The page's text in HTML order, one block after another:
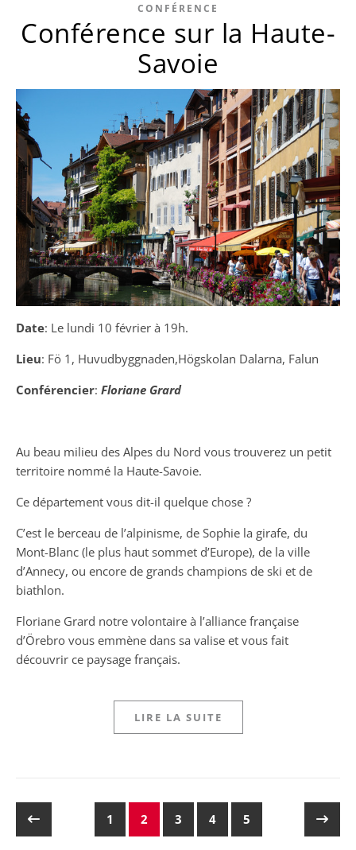
CONFÉRENCE
Conférence sur la Haute-
Savoie
Date: Le lundi 10 février à 19h.
Lieu: Fö 1, Huvudbyggnaden,Högskolan Dalarna, Falun
Conférencier: Floriane Grard
Au beau milieu des Alpes du Nord vous trouverez un petit
territoire nommé la Haute-Savoie.
Ce département vous dit-il quelque chose ?
C’est le berceau de l’alpinisme, de Sophie la girafe, du
Mont-Blanc (le plus haut sommet d’Europe), de la ville
d’Annecy, ou encore de grands champions de ski et de
biathlon.
Floriane Grard notre volontaire à l’alliance française
d’Örebro vous emmène dans sa valise et vous fait
découvrir ce paysage français.
LIRE LA SUITE
1 2 3 4 5